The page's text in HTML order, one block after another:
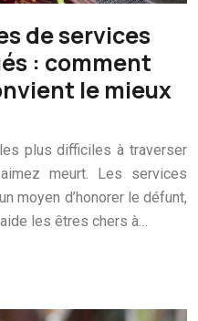
de services
: comment
le mieux
plus difficiles à traverser
meurt. Les services
moyen d’honorer le défunt,
les êtres chers à…